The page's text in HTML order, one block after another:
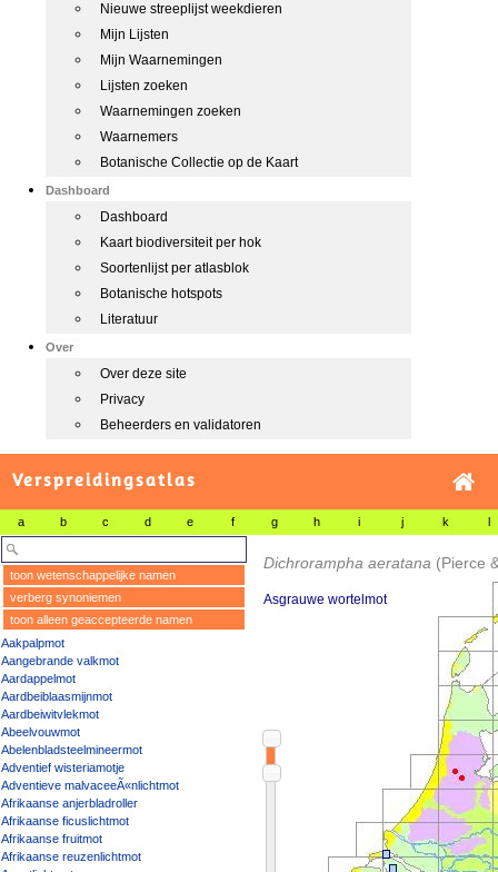
Nieuwe streeplijst weekdieren
Mijn Lijsten
Mijn Waarnemingen
Lijsten zoeken
Waarnemingen zoeken
Waarnemers
Botanische Collectie op de Kaart
Dashboard
Dashboard
Kaart biodiversiteit per hok
Soortenlijst per atlasblok
Botanische hotspots
Literatuur
Over
Over deze site
Privacy
Beheerders en validatoren
Verspreidingsatlas
a b c d e f g h i j k l
toon wetenschappelijke namen
verberg synoniemen
toon alleen geaccepteerde namen
Aakpalpmot
Aangebrande valkmot
Aardappelmot
Aardbeiblaasmijnmot
Aardbeiwitvlekmot
Abeelvouwmot
Abelenbladsteelmineermot
Adventief wisteriamotje
Adventieve malvaceeÃ«nlichtmot
Afrikaanse anjerbladroller
Afrikaanse ficuslichtmot
Afrikaanse fruitmot
Afrikaanse reuzenlichtmot
Dichrorampha aeratana (Pierce
Asgrauwe wortelmot